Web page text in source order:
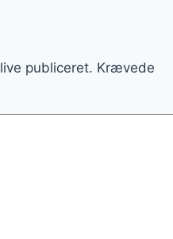
publiceret. Krævede